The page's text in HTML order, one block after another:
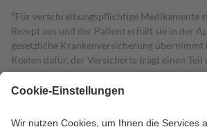
4Für verschreibungspflichtige Medikamente
Rezept aus und der Patient erhält sie in der
gesetzliche Krankenversicherung übernimmt
Kosten dafür, der Versicherte trägt einen Teil
mit.
Grundsätzlich leisten Mitglieder Zuzahlungen
höchstens zehn Euro.
Es sind jedoch nie